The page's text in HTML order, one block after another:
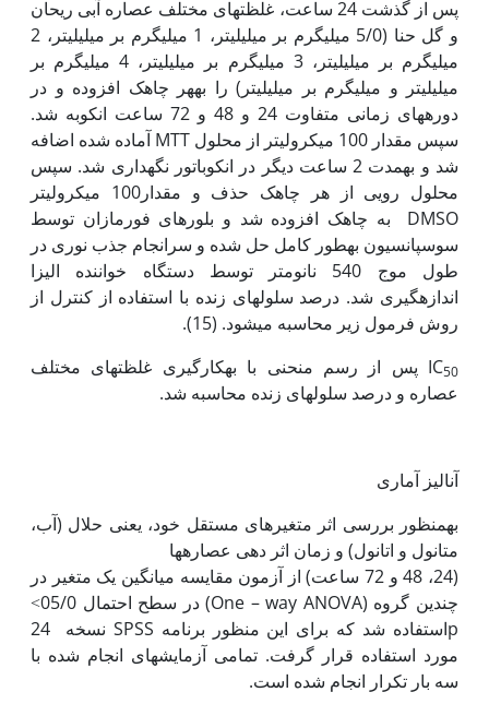
پس از گذشت 24 ساعت، غلظت‏های مختلف عصاره آبی ریحان
و گل حنا (5/0 میلی‏گرم بر میلی‏لیتر، 1 میلی‏گرم بر میلی‏لیتر، 2
میلی‏گرم بر میلی‏لیتر، 3 میلی‏گرم بر میلی‏لیتر، 4 میلی‏گرم بر
میلی‏لیتر و میلی‏گرم بر میلی‏لیتر) را به‏هر چاهک افزوده و در
دوره‏های زمانی متفاوت 24 و 48 و 72 ساعت انکوبه شد.
سپس مقدار 100 میکرولیتر از محلول MTT آماده شده اضافه
شد و به‏مدت 2 ساعت دیگر در انکوباتور نگه‫داری شد. سپس
محلول رویی از هر چاهک حذف و مقدار100 میکرولیتر
DMSO به چاهک افزوده شد و بلورهای فورمازان توسط
سوسپانسیون به‫طور کامل حل شده و سرانجام جذب نوری در
طول موج 540 نانومتر توسط دستگاه خواننده الیزا
اندازه‫گیری شد. درصد سلول‫های زنده با استفاده از کنترل از
روش فرمول زیر محاسبه می‫شود. (15).
IC50
پس از رسم منحنی با به‏کارگیری غلظت‏های مختلف
عصاره و درصد سلول‏های زنده محاسبه شد.
آنالیز آماری
به‏منظور بررسی اثر متغیرهای مستقل خود، یعنی حلال (آب،
متانول و اتانول) و زمان اثر دهی عصاره‏ها
(24، 48 و 72 ساعت) از آزمون مقایسه میانگین یک متغیر در
چندین گروه (One – way ANOVA) در سطح احتمال 05/0˂
pاستفاده شد که برای این منظور برنامه SPSS نسخه 24
مورد استفاده قرار گرفت. تمامی آزمایش‫های انجام شده با
سه بار تکرار انجام شده است.